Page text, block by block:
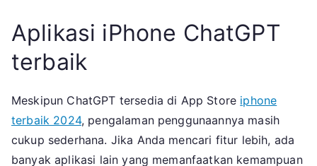
Aplikasi iPhone ChatGPT
terbaik
Meskipun ChatGPT tersedia di App Store iphone
terbaik 2024, pengalaman penggunaannya masih
cukup sederhana. Jika Anda mencari fitur lebih, ada
banyak aplikasi lain yang memanfaatkan kemampuan